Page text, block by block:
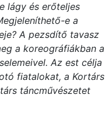
lágy és erőteljes
e a
A pezsdítő tavasz
a koreográfiákban a
Az est célja
fiatalokat, a Kortárs
táncművészetet